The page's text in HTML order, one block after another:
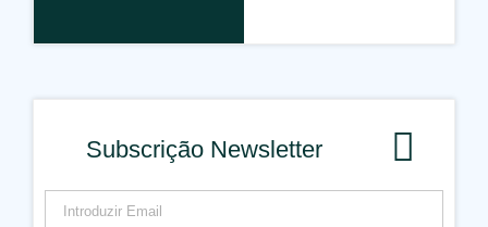
Subscrição Newsletter